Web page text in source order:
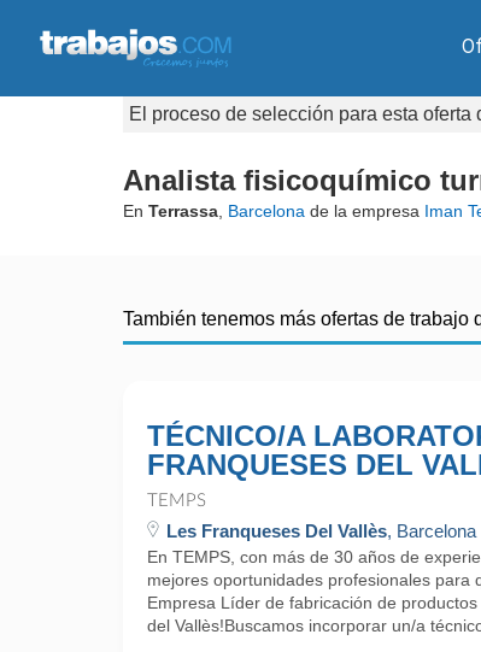
El proceso de selección para esta
Analista fisicoquímico
En Terrassa Barcelona de la empresa Iman
También tenemos más ofertas de trabajo
TÉCNICO/A
FRANQUESES DEL
TEMPS
Les Franqueses Del Vallès, Barcelona
En TEMPS, con más de 30 años de
mejores oportunidades profesionales para
Empresa Líder de fabricación de
del Vallès!Buscamos incorporar un/a